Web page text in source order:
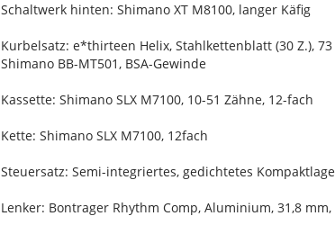
Schaltwerk hinten: Shimano XT M8100, langer Käfig
Kurbelsatz: e*thirteen Helix, Stahlkettenblatt (30 Z.),
Shimano BB-MT501, BSA-Gewinde
Kassette: Shimano SLX M7100, 10-51 Zähne, 12-fach
Kette: Shimano SLX M7100, 12fach
Steuersatz: Semi-integriertes, gedichtetes
Lenker: Bontrager Rhythm Comp, Aluminium, 31,8